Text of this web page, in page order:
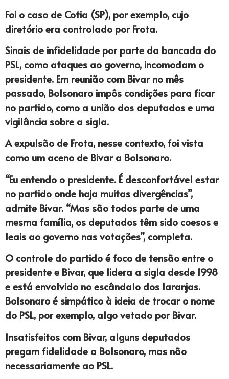
Foi o caso de Cotia (SP), por exemplo, cujo
diretório era controlado por Frota.
Sinais de infidelidade por parte da bancada do
PSL, como ataques ao governo, incomodam o
presidente. Em reunião com Bivar no mês
passado, Bolsonaro impôs condições para ficar
no partido, como a união dos deputados e uma
vigilância sobre a sigla.
A expulsão de Frota, nesse contexto, foi vista
como um aceno de Bivar a Bolsonaro.
“Eu entendo o presidente. É desconfortável estar
no partido onde haja muitas divergências”,
admite Bivar. “Mas são todos parte de uma
mesma família, os deputados têm sido coesos e
leais ao governo nas votações”, completa.
O controle do partido é foco de tensão entre o
presidente e Bivar, que lidera a sigla desde 1998
e está envolvido no escândalo dos laranjas.
Bolsonaro é simpático à ideia de trocar o nome
do PSL, por exemplo, algo vetado por Bivar.
Insatisfeitos com Bivar, alguns deputados
pregam fidelidade a Bolsonaro, mas não
necessariamente ao PSL.